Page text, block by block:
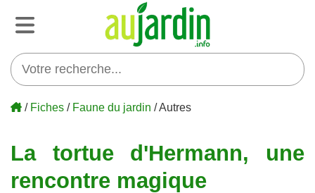
/ Fiches / Faune du jardin / Autres
La tortue d'Hermann, une
rencontre magique